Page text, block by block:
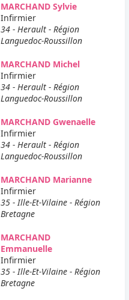
MARCHAND Sylvie
Infirmier
34 - Herault - Région
Languedoc-Roussillon
MARCHAND Michel
Infirmier
34 - Herault - Région
Languedoc-Roussillon
MARCHAND Gwenaelle
Infirmier
34 - Herault - Région
Languedoc-Roussillon
MARCHAND Marianne
Infirmier
35 - Ille-Et-Vilaine - Région
Bretagne
MARCHAND
Emmanuelle
Infirmier
35 - Ille-Et-Vilaine - Région
Bretagne